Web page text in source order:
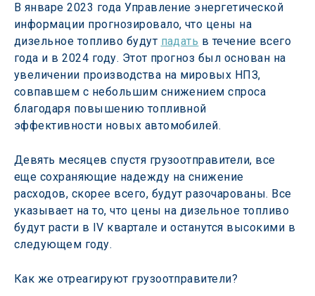
В январе 2023 года Управление энергетической
информации прогнозировало, что цены на
дизельное топливо будут падать в течение всего
года и в 2024 году. Этот прогноз был основан на
увеличении производства на мировых НПЗ,
совпавшем с небольшим снижением спроса
благодаря повышению топливной
эффективности новых автомобилей.
Девять месяцев спустя грузоотправители, все
еще сохраняющие надежду на снижение
расходов, скорее всего, будут разочарованы. Все
указывает на то, что цены на дизельное топливо
будут расти в IV квартале и останутся высокими в
следующем году.
Как же отреагируют грузоотправители?